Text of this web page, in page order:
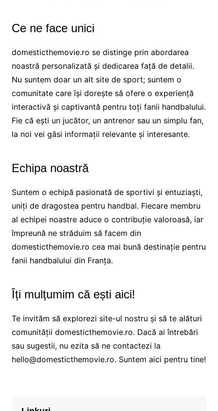
Ce ne face unici
domesticthemovie.ro se distinge prin abordarea
noastră personalizată și dedicarea față de detalii.
Nu suntem doar un alt site de sport; suntem o
comunitate care își dorește să ofere o experiență
interactivă și captivantă pentru toți fanii handbalului.
Fie că ești un jucător, un antrenor sau un simplu fan,
la noi vei găsi informații relevante și interesante.
Echipa noastră
Suntem o echipă pasionată de sportivi și entuziaști,
uniți de dragostea pentru handbal. Fiecare membru
al echipei noastre aduce o contribuție valoroasă, iar
împreună ne străduim să facem din
domesticthemovie.ro cea mai bună destinație pentru
fanii handbalului din Franța.
Îți mulțumim că ești aici!
Te invităm să explorezi site-ul nostru și să te alături
comunității domesticthemovie.ro. Dacă ai întrebări
sau sugestii, nu ezita să ne contactezi la
hello@domesticthemovie.ro. Suntem aici pentru tine!